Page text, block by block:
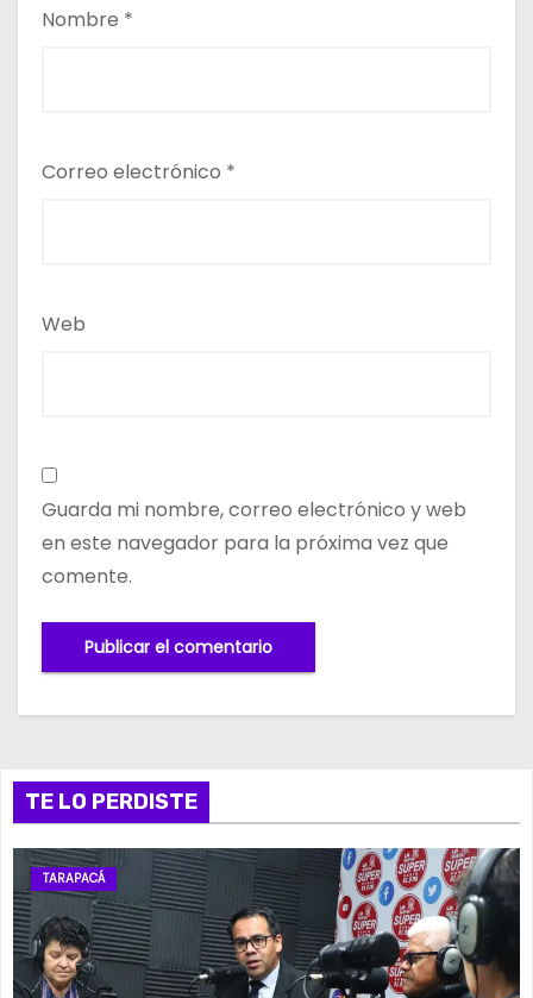
Nombre *
Correo electrónico *
Web
Guarda mi nombre, correo electrónico y web
en este navegador para la próxima vez que
comente.
TE LO PERDISTE
TARAPACÁ